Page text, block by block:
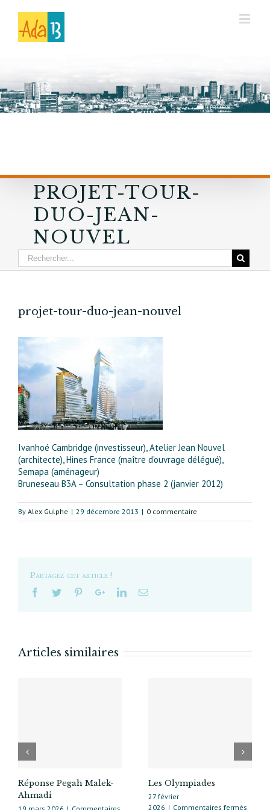
PROJET-TOUR-
DUO-JEAN-
NOUVEL
projet-tour-duo-jean-nouvel
Ivanhoé Cambridge (investisseur), Atelier Jean Nouvel
(architecte), Hines France (maître d’ouvrage délégué),
Semapa (aménageur)
Bruneseau B3A – Consultation phase 2 (janvier 2012)
By Alex Gulphe | 29 décembre 2013 | 0 commentaire
Partagez cet article !
Articles similaires
Réponse Pegah Malek-
Ahmadi
Les Olympiades
27 février
2026 | Commentaires fermés